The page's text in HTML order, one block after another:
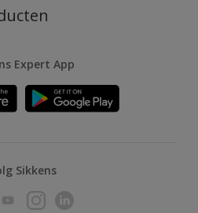
Expert App
Sikkens